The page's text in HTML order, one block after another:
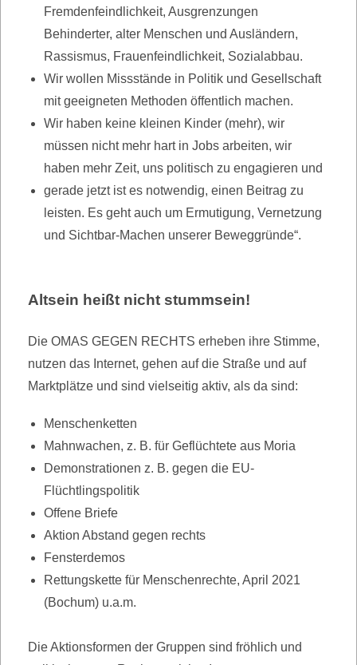
Fremdenfeindlichkeit, Ausgrenzungen
Behinderter, alter Menschen und Ausländern,
Rassismus, Frauenfeindlichkeit, Sozialabbau.
Wir wollen Missstände in Politik und Gesellschaft
mit geeigneten Methoden öffentlich machen.
Wir haben keine kleinen Kinder (mehr), wir
müssen nicht mehr hart in Jobs arbeiten, wir
haben mehr Zeit, uns politisch zu engagieren und
gerade jetzt ist es notwendig, einen Beitrag zu
leisten. Es geht auch um Ermutigung, Vernetzung
und Sichtbar-Machen unserer Beweggründe“.
Altsein heißt nicht stummsein!
Die OMAS GEGEN RECHTS erheben ihre Stimme,
nutzen das Internet, gehen auf die Straße und auf
Marktplätze und sind vielseitig aktiv, als da sind:
Menschenketten
Mahnwachen, z. B. für Geflüchtete aus Moria
Demonstrationen z. B. gegen die EU-
Flüchtlingspolitik
Offene Briefe
Aktion Abstand gegen rechts
Fensterdemos
Rettungskette für Menschenrechte, April 2021
(Bochum) u.a.m.
Die Aktionsformen der Gruppen sind fröhlich und